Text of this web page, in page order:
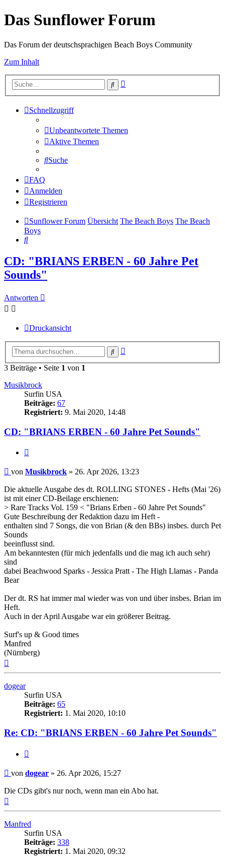
Das Sunflower Forum
Das Forum der deutschsprachigen Beach Boys Community
Zum Inhalt
Suche
Schnellzugriff
Unbeantwortete Themen
Aktive Themen
Suche
FAQ
Anmelden
Registrieren
Sunflower Forum Übersicht The Beach Boys The Beach
Boys
Suche
CD: "BRIANS ERBEN - 60 Jahre Pet
Sounds"
Antworten
Druckansicht
Suche
3 Beiträge • Seite 1 von 1
Musikbrock
Surfin USA
Beiträge: 67
Registriert: 9. Mai 2020, 14:48
CD: "BRIANS ERBEN - 60 Jahre Pet Sounds"
Beitrag
von Musikbrock » 26. Apr 2026, 13:23
Die aktuelle Ausgabe des dt. ROLLING STONES - Hefts (Mai '26)
ist mit einer CD-Beilage erschienen:
> Rare Tracks Vol. 159 < "Brians Erben - 60 Jahre Pet Sounds"
Gute Beschreibung der Redaktion dazu im Heft -
enthalten sind 7 Songs, die von Brian (& den BBs) insbes. durch Pet
Sounds
beeinflusst sind.
Am bekanntesten (für mich jedenfalls und die mag ich auch sehr)
sind
dabei Beachwood Sparks - Jessica Pratt - The High Llamas - Panda
Bear
Der dt. RS hat immer mal wieder was von und über insbes. Brian im
Heft.
Auch in der April Ausgabe war ein größerer Beitrag.
Surf's up & Good times
Manfred
(Nürnberg)
dogear
Surfin USA
Beiträge: 65
Registriert: 1. Mai 2020, 10:10
Re: CD: "BRIANS ERBEN - 60 Jahre Pet Sounds"
Beitrag
von dogear » 26. Apr 2026, 15:27
Die CDs gibt's nur noch, wenn man ein Abo hat.
Manfred
Surfin USA
Beiträge: 338
Registriert: 1. Mai 2020, 09:32